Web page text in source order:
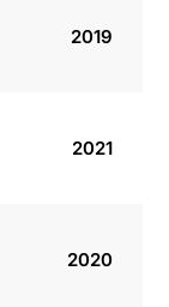
2019
2021
2020